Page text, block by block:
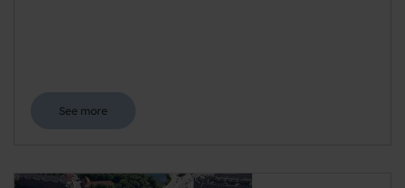
See more